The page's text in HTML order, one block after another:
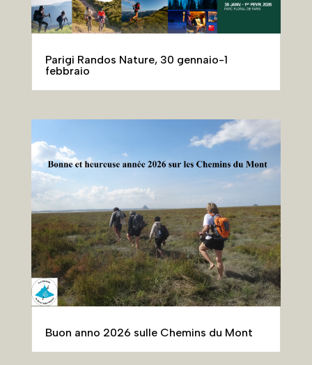
Parigi Randos Nature, 30 gennaio-1
febbraio
Buon anno 2026 sulle Chemins du Mont